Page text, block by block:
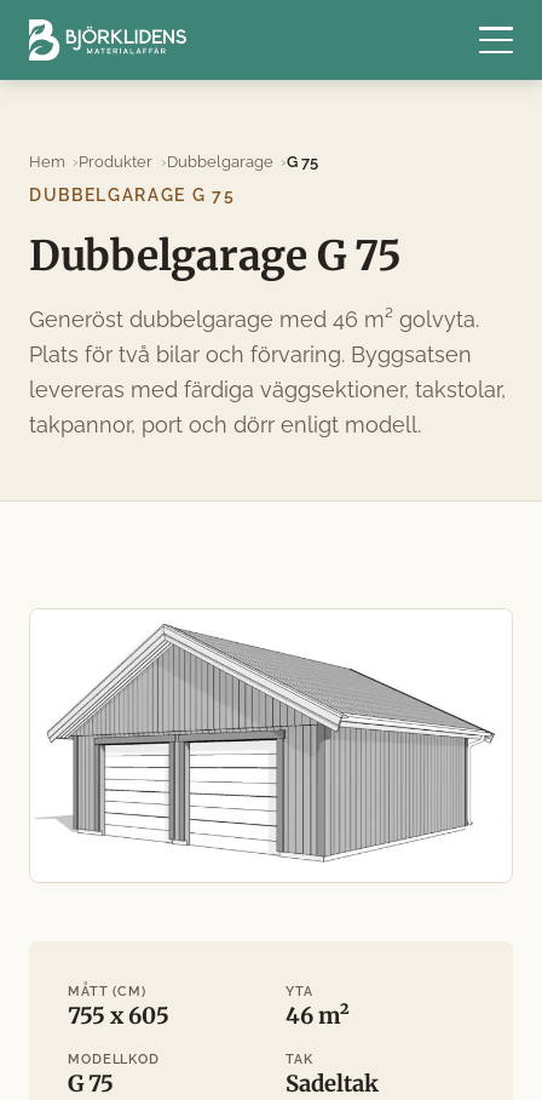
Hem Produkter Dubbelgarage
G 75
DUBBELGARAGE G 75
Dubbelgarage G 75
Generöst dubbelgarage med 46 m² golvyta.
Plats för två bilar och förvaring. Byggsatsen
levereras med färdiga väggsektioner, takstolar,
takpannor, port och dörr enligt modell.
MÅTT (CM)
755 x 605
YTA
46 m²
MODELLKOD
G 75
TAK
Sadeltak